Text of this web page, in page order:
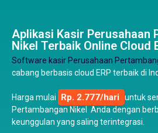
Aplikasi Kasir Perusahaan
Nikel Terbaik Online Cloud
Software kasir Perusahaan
cabang berbasis cloud ERP terbaik di
Harga mulai Rp. 2.777/hari untuk
Pertambangan Nikel Anda dengan
keunggulan yang saling terintegrasi.